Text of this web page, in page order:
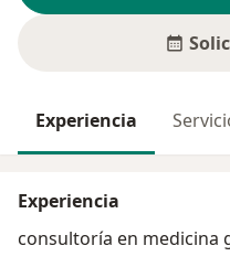
Experiencia
Experiencia
consultoría en medicina